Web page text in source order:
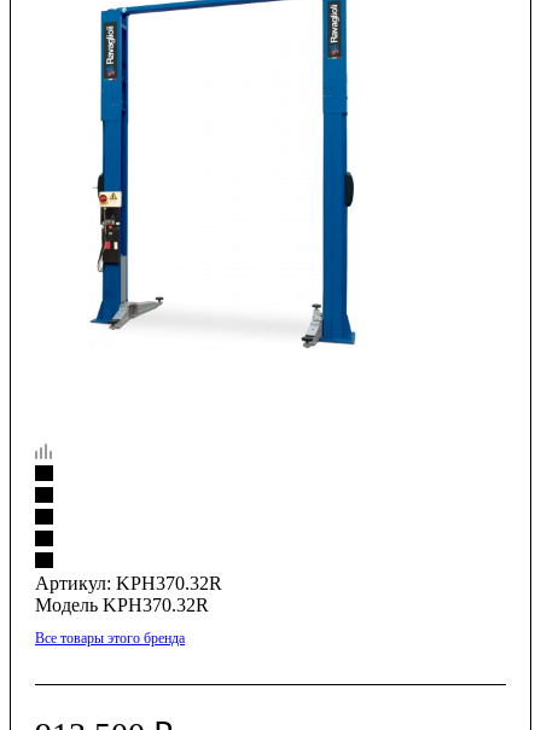
Артикул: KPH370.32R
Модель KPH370.32R
Все товары этого бренда